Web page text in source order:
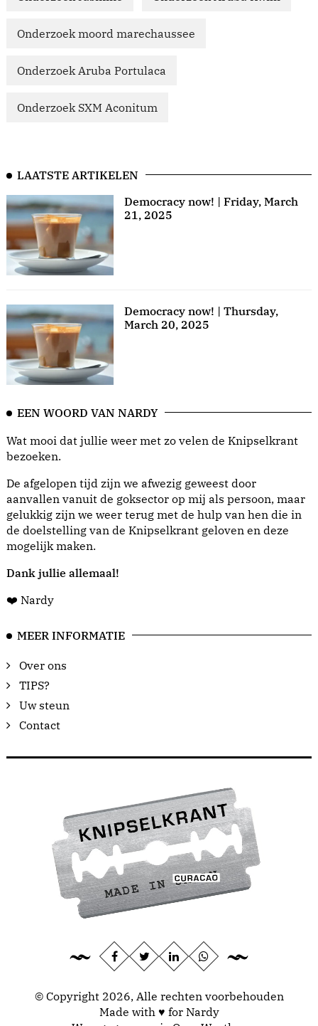
Onderzoek moord marechaussee
Onderzoek Aruba Portulaca
Onderzoek SXM Aconitum
LAATSTE ARTIKELEN
Democracy now! | Friday, March
21, 2025
Democracy now! | Thursday,
March 20, 2025
EEN WOORD VAN NARDY
Wat mooi dat jullie weer met zo velen de Knipselkrant
bezoeken.
De afgelopen tijd zijn we afwezig geweest door
aanvallen vanuit de goksector op mij als persoon, maar
gelukkig zijn we weer terug met de hulp van hen die in
de doelstelling van de Knipselkrant geloven en deze
mogelijk maken.
Dank jullie allemaal!
❤️ Nardy
MEER INFORMATIE
Over ons
TIPS?
Uw steun
Contact
© Copyright 2026, Alle rechten voorbehouden
Made with ♥ for Nardy